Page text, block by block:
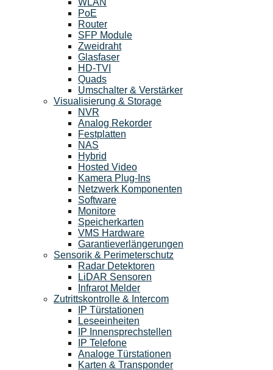
WLAN
PoE
Router
SFP Module
Zweidraht
Glasfaser
HD-TVI
Quads
Umschalter & Verstärker
Visualisierung & Storage
NVR
Analog Rekorder
Festplatten
NAS
Hybrid
Hosted Video
Kamera Plug-Ins
Netzwerk Komponenten
Software
Monitore
Speicherkarten
VMS Hardware
Garantieverlängerungen
Sensorik & Perimeterschutz
Radar Detektoren
LiDAR Sensoren
Infrarot Melder
Zutrittskontrolle & Intercom
IP Türstationen
Leseeinheiten
IP Innensprechstellen
IP Telefone
Analoge Türstationen
Karten & Transponder